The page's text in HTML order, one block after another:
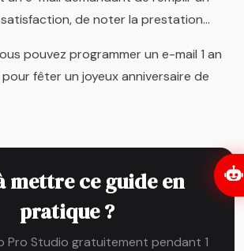
de noter la prestation…
pouvez programmer un e-mail 1 an
fêter un joyeux anniversaire de
mettre ce guide en
pratique ?
Pro Studio gratuitement pendant 1